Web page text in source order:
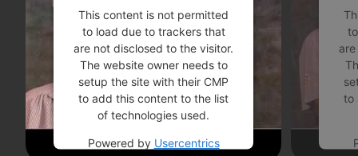
This content is not permitted
to load due to trackers that
are not disclosed to the visitor.
The website owner needs to
setup the site with their CMP
to add this content to the list
of technologies used.
Powered by Usercentrics
to